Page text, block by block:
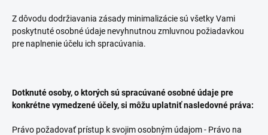
Z dôvodu dodržiavania zásady minimalizácie sú všetky Vami
poskytnuté osobné údaje nevyhnutnou zmluvnou požiadavkou
pre naplnenie účelu ich spracúvania.
Dotknuté osoby, o ktorých sú spracúvané osobné údaje pre
konkrétne vymedzené účely, si môžu uplatniť nasledovné práva:
Právo požadovať prístup k svojim osobným údajom - Právo na